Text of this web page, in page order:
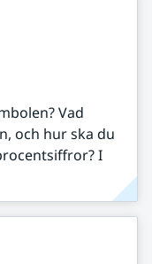
Vad
och hur ska du
I